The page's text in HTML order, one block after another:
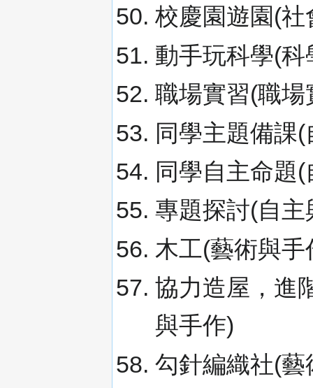
校慶園遊園(社
動手玩科學(科
職場實習(職場
同學主題備課
同學自主命題
專題探討(自主
木工(藝術與
協力造屋，進
與手作)
勾針編織社(